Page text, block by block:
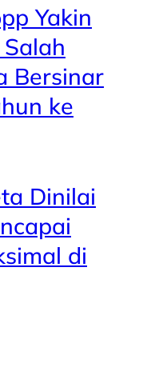
Yakin
Bersinar
ke
Dinilai
di